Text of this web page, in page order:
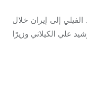
الأكراد الفيلي إلى إيران خلال
علي الكيلاني وزيرًا